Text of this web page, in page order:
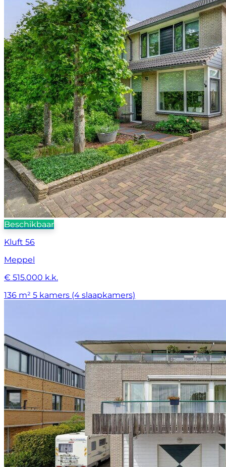
Beschikbaar
Kluft 56
Meppel
€ 515.000 k.k.
136 m² 5 kamers (4 slaapkamers)